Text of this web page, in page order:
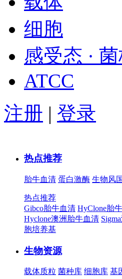
细胞
感受态 ·
ATCC
注册 | 登录
热点推荐
胎牛血清 蛋白激酶 生物风
热点推荐
Gibco胎牛血清 HyClone胎
Hyclone澳洲胎牛血清
胞培养基
生物资源
载体质粒 菌种库 细胞库 基